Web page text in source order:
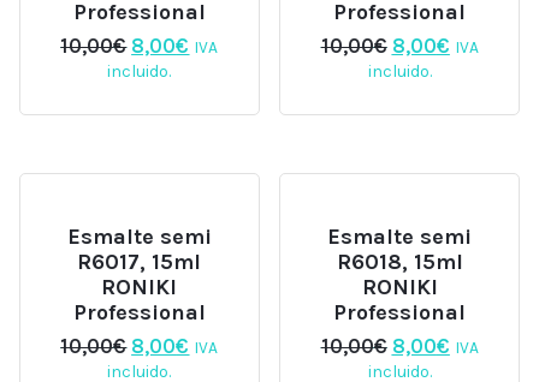
Professional
10,00€ El
precio
era:
8,00€ El
es:
IVA
incluido.
Professional
10,00€ El
precio
era:
8,00€El
es:
IVA
incluido.
Esmalte semi
R6017, 15ml
RONIKI
Professional
10,00€ El
precio
8,00€ El
IVA
incluido.
Esmalte semi
R6018, 15ml
RONIKI
Professional
10,00€ El
precio
8,00€ElIVA
incluido.